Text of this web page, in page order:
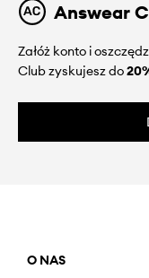
Answear
Załóż konto i
Club zyskujesz do
O NAS